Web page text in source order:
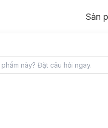
Sản